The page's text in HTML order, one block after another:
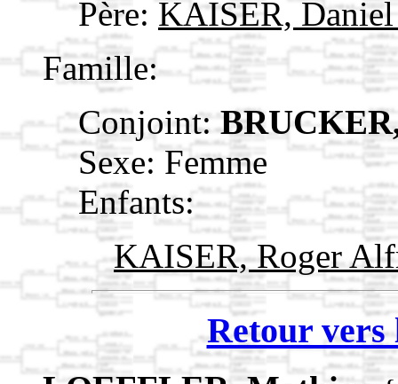
Père: KAISER,
Famille:
Conjoint:
Sexe: Femme
Enfants:
KAISER, Roger
Retour vers